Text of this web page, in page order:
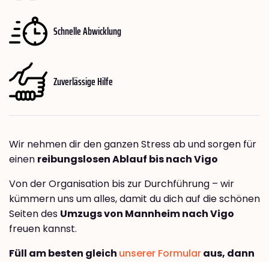
Schnelle Abwicklung
Zuverlässige Hilfe
Wir nehmen dir den ganzen Stress ab und sorgen für
einen reibungslosen Ablauf bis nach Vigo
Von der Organisation bis zur Durchführung – wir
kümmern uns um alles, damit du dich auf die schönen
Seiten des Umzugs von Mannheim nach Vigo
freuen kannst.
Füll am besten gleich unserer Formularaus, dann